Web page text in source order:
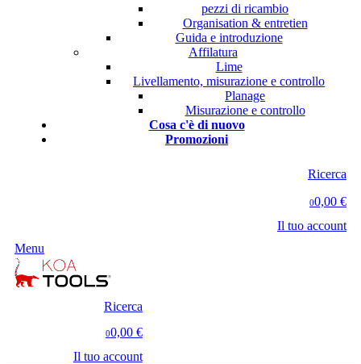
pezzi di ricambio
Organisation & entretien
Guida e introduzione
Affilatura
Lime
Livellamento, misurazione e controllo
Planage
Misurazione e controllo
Cosa c'è di nuovo
Promozioni
Ricerca
00,00 €
Il tuo account
Menu
Ricerca
00,00 €
Il tuo account